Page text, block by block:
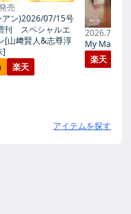
売
ン)2026/07/15号
刊 スペシャルエ
[山﨑賢人&志尊淳
]
楽天
2026.7.27
My Magic
楽天
アイテムを探す